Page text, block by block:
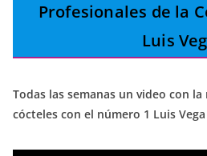
Profesionales de la
Luis
Todas las semanas un video con
cócteles con el número 1 Luis Vega